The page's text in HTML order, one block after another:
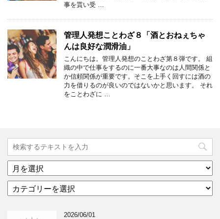
事を貰い受 …
管理人発想ことわざ８「酒とおねぇちゃ
んは良好な潤滑油」
こんにちは。管理人発想のことわざ第８弾です。 組
織の中で仕事をするのに一番大事なのは人間関係と
か信頼関係が重要です。そこを上手く回すには酒の
力を借りるのが良いのではないかと思います。 それ
をことわざに …
ア
ー
イ
テ
2026/06/01